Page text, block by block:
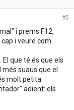
#5
i prems F12,
i veure com
que té és que els
suaus que el
molt petita.
adient: els